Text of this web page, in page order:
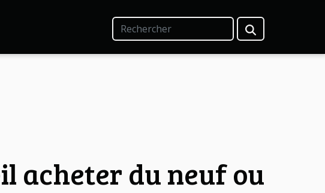
acheter du neuf ou